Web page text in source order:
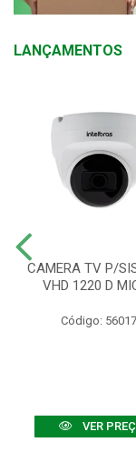
LANÇAMENTOS
CAMERA TV P/
VHD 1220 D
Código:
VER